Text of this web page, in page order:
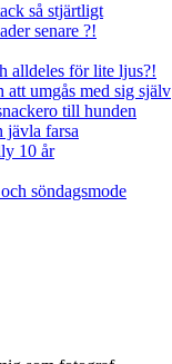
så stjärtligt
senare ?!
alldeles för lite ljus?!
umgås med sig själv
till hunden
jävla farsa
10 år
söndagsmode